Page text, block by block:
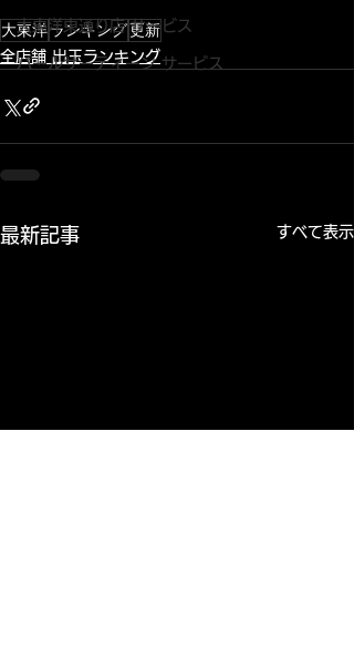
大東洋東通り店 サービス
パールサーティーン サービス
大東洋ランキング更新
全店舗 出玉ランキング
最新記事 すべて表示